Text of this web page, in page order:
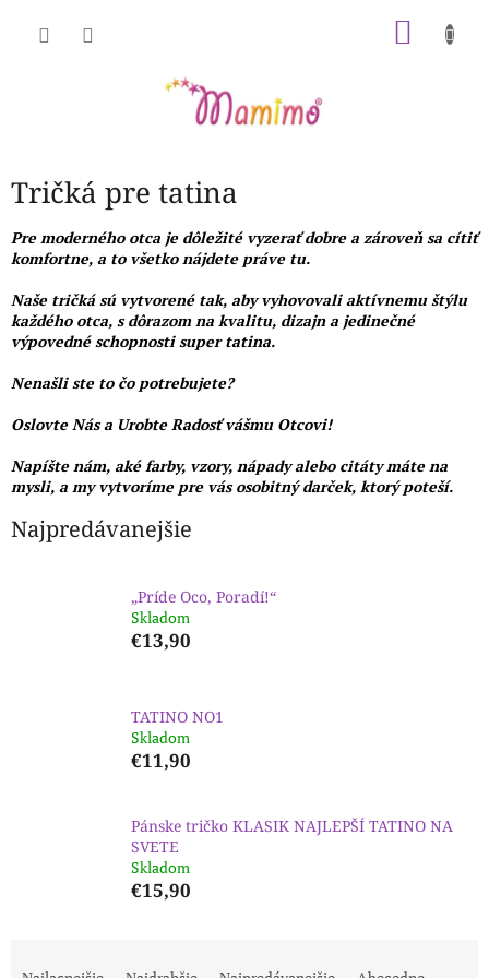
Tričká pre tatina
Pre moderného otca je dôležité vyzerať dobre a zároveň sa cítiť
komfortne, a to všetko nájdete práve tu.
Naše tričká sú vytvorené tak, aby vyhovovali aktívnemu štýlu
každého otca, s dôrazom na kvalitu, dizajn a jedinečné
výpovedné schopnosti super tatina.
Nenašli ste to čo potrebujete?
Oslovte Nás a Urobte Radosť vášmu Otcovi!
Napíšte nám, aké farby, vzory, nápady alebo citáty máte na
mysli, a my vytvoríme pre vás osobitný darček, ktorý poteší.
Najpredávanejšie
„Príde Oco, Poradí!“
Skladom
€13,90
TATINO NO1
Skladom
€11,90
Pánske tričko KLASIK NAJLEPŠÍ TATINO NA
SVETE
Skladom
€15,90